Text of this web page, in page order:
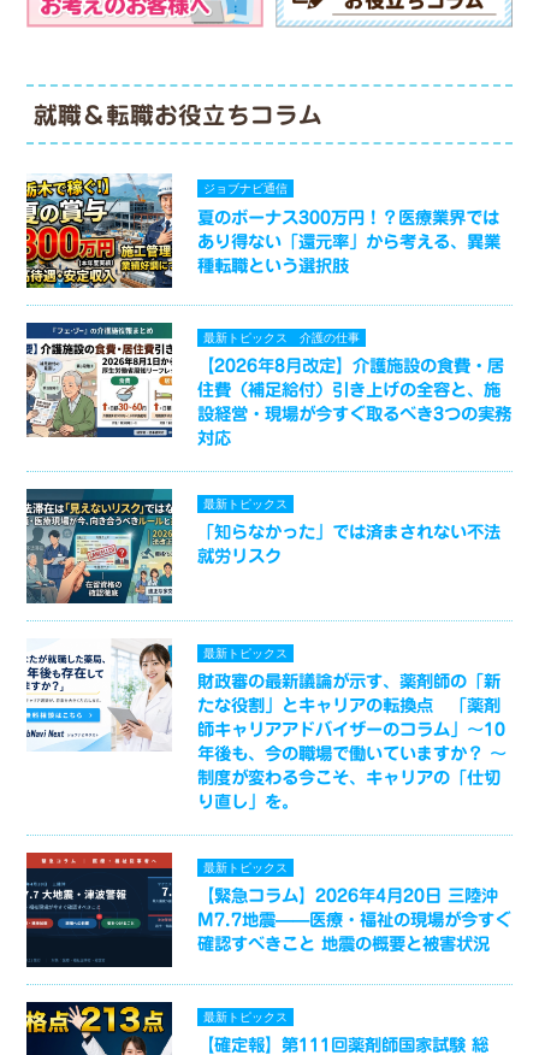
就職＆転職お役立ちコラム
ジョブナビ通信
夏のボーナス300万円！？医療業界では
あり得ない「還元率」から考える、異業
種転職という選択肢
最新トピックス 介護の仕事
【2026年8月改定】介護施設の食費・居
住費（補足給付）引き上げの全容と、施
設経営・現場が今すぐ取るべき3つの実務
対応
最新トピックス
「知らなかった」では済まされない不法
就労リスク
最新トピックス
財政審の最新議論が示す、薬剤師の「新
たな役割」とキャリアの転換点 「薬剤
師キャリアアドバイザーのコラム」～10
年後も、今の職場で働いていますか？ ～
制度が変わる今こそ、キャリアの「仕切
り直し」を。
最新トピックス
【緊急コラム】2026年4月20日 三陸沖
M7.7地震——医療・福祉の現場が今すぐ
確認すべきこと 地震の概要と被害状況
最新トピックス
【確定報】第111回薬剤師国家試験 総